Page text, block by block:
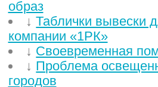
образ
↓Таблички вывески
компании «1РК»
↓ Своевременная
↓ Проблема
городов